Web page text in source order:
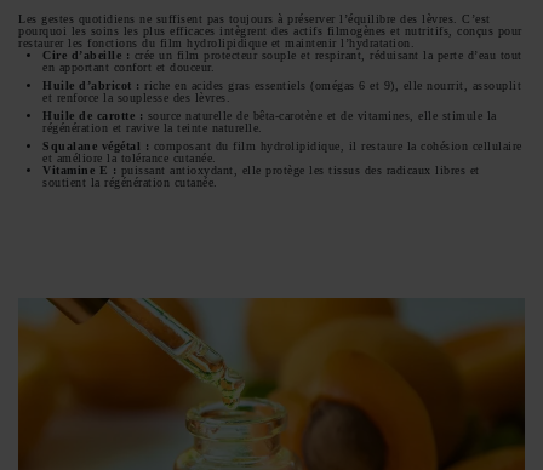
Les gestes quotidiens ne suffisent pas toujours à préserver l’équilibre des lèvres. C’est
pourquoi les soins les plus efficaces intègrent des actifs filmogènes et nutritifs, conçus pour
restaurer les fonctions du film hydrolipidique et maintenir l’hydratation.
Cire d’abeille : crée un film protecteur souple et respirant, réduisant la perte d’eau tout
en apportant confort et douceur.
Huile d’abricot : riche en acides gras essentiels (omégas 6 et 9), elle nourrit, assouplit
et renforce la souplesse des lèvres.
Huile de carotte : source naturelle de bêta-carotène et de vitamines, elle stimule la
régénération et ravive la teinte naturelle.
Squalane végétal : composant du film hydrolipidique, il restaure la cohésion cellulaire
et améliore la tolérance cutanée.
Vitamine E : puissant antioxydant, elle protège les tissus des radicaux libres et
soutient la régénération cutanée.